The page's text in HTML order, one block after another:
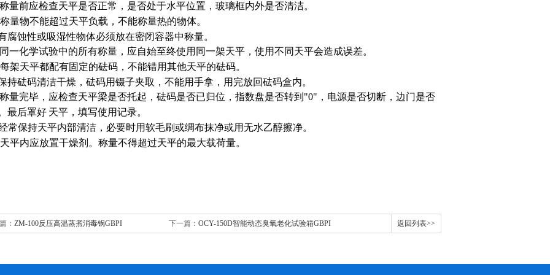
称量前应检查天平是否正常，是否处于水平位置，玻璃框内外是否清洁。
称量物不能超过天平负载，不能称量热的物体。
蚀性或吸湿性物体必须放在密闭容器中称量。
同一化学试验中的所有称量，应自始至终使用同一架天平，使用不同天平会造成误差。
每架天平都配有固定的砝码，不能错用其他天平的砝码。
砝码清洁干燥，砝码用镊子夹取，不能用手拿，用完放回砝码盒内。
称量完毕，应检查天平梁是否托起，砝码是否已归位，指数盘是否转到 "0" ，电源是否切断，边门是否
最后罩好 天平，填写使用记录。
常保持天平内部清洁，必要时用软毛刷或绸布抹净或用无水乙醇擦净。
天平内应放置干燥剂。称量不得超过天平的最大载荷量。
： ZM-100反压高温蒸煮消毒锅GBPI 下一篇： OCY-150D智能动态臭氧老化试验箱GBPI 返回列表>>